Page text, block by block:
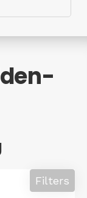
Filters